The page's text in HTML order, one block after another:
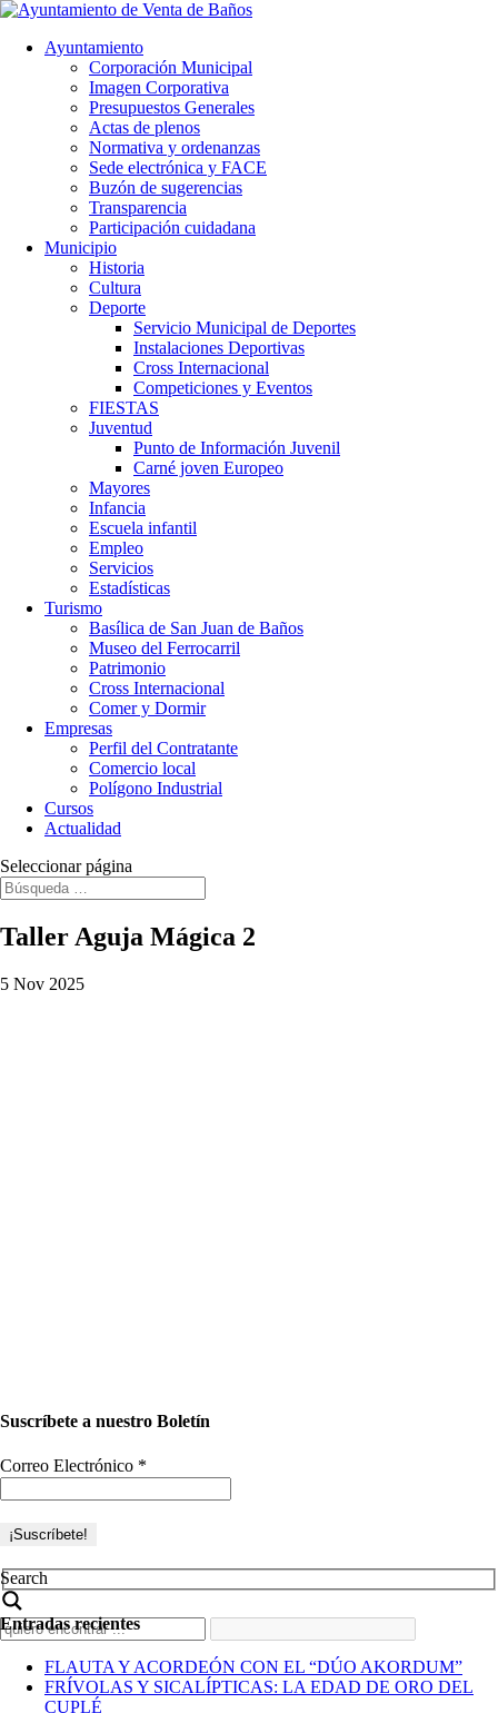
Ayuntamiento
Corporación Municipal
Imagen Corporativa
Presupuestos Generales
Actas de plenos
Normativa y ordenanzas
Sede electrónica y FACE
Buzón de sugerencias
Transparencia
Participación cuidadana
Municipio
Historia
Cultura
Deporte
Servicio Municipal de Deportes
Instalaciones Deportivas
Cross Internacional
Competiciones y Eventos
FIESTAS
Juventud
Punto de Información Juvenil
Carné joven Europeo
Mayores
Infancia
Escuela infantil
Empleo
Servicios
Estadísticas
Turismo
Basílica de San Juan de Baños
Museo del Ferrocarril
Patrimonio
Cross Internacional
Comer y Dormir
Empresas
Perfil del Contratante
Comercio local
Polígono Industrial
Cursos
Actualidad
Seleccionar página
Taller Aguja Mágica 2
5 Nov 2025
Suscríbete a nuestro Boletín
Correo Electrónico *
Search
Entradas recientes
FLAUTA Y ACORDEÓN CON EL “DÚO AKORDUM”
FRÍVOLAS Y SICALÍPTICAS: LA EDAD DE ORO DEL
CUPLÉ